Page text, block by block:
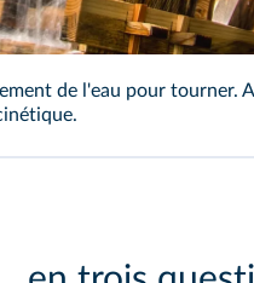
de l'eau pour tourner.